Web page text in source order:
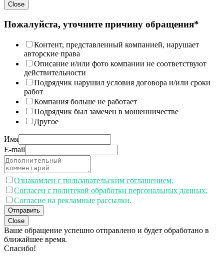
Close
Пожалуйста, уточните причину обращения*
Контент, представленный компанией, нарушает
авторские права
Описание и/или фото компании не соответствуют
действительности
Подрядчик нарушил условия договора и/или сроки
работ
Компания больше не работает
Подрядчик был замечен в мошенничестве
Другое
Имя
E-mail
Ознакомлен с пользавательским соглашением.
Согласен с политекой обработки персональных данных.
Согласие на рекламные рассылки.
Отправить
Close
Ваше обращение успешно отправлено и будет обработано в
ближайшее время.
Спасибо!